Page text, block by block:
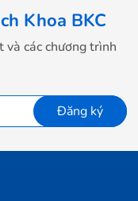
Khoa BKC
các chương trình
Đăng ký